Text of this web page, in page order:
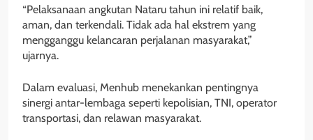
“Pelaksanaan angkutan Nataru tahun ini relatif baik,
aman, dan terkendali. Tidak ada hal ekstrem yang
mengganggu kelancaran perjalanan masyarakat,”
ujarnya.
Dalam evaluasi, Menhub menekankan pentingnya
sinergi antar-lembaga seperti kepolisian, TNI, operator
transportasi, dan relawan masyarakat.